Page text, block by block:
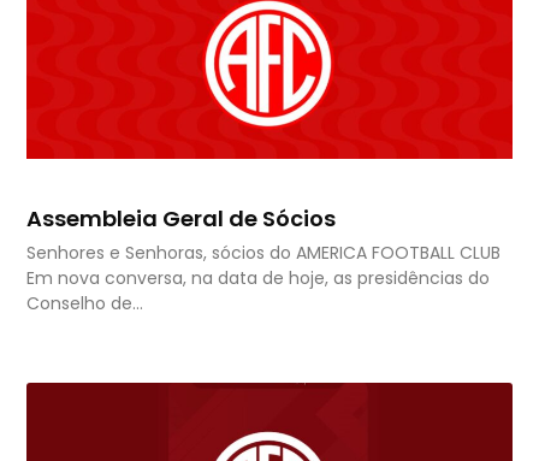
Assembleia Geral de Sócios
Senhores e Senhoras, sócios do AMERICA FOOTBALL CLUB
Em nova conversa, na data de hoje, as presidências do
Conselho de…